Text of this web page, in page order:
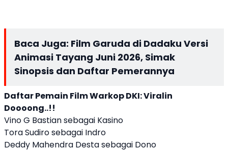
Baca Juga: Film Garuda di Dadaku Versi
Animasi Tayang Juni 2026, Simak
Sinopsis dan Daftar Pemerannya
Daftar Pemain Film Warkop DKI: Viralin
Doooong..!!
Vino G Bastian sebagai Kasino
Tora Sudiro sebagai Indro
Deddy Mahendra Desta sebagai Dono